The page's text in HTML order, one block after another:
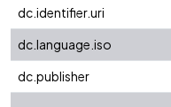
dc.identifier.uri
dc.language.iso
dc.publisher